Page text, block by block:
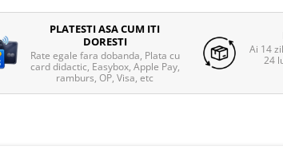
PLATESTI ASA CUM ITI
DORESTI
Rate egale fara dobanda, Plata cu
card didactic, Easybox, Apple Pay,
ramburs, OP, Visa, etc
Ai 14
24